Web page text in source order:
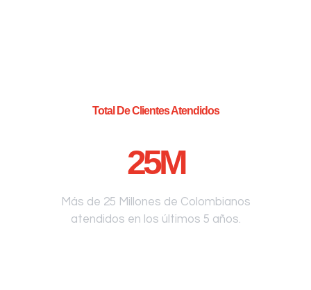
Total De Clientes Atendidos
25M
Más de 25 Millones de Colombianos
atendidos en los últimos 5 años.